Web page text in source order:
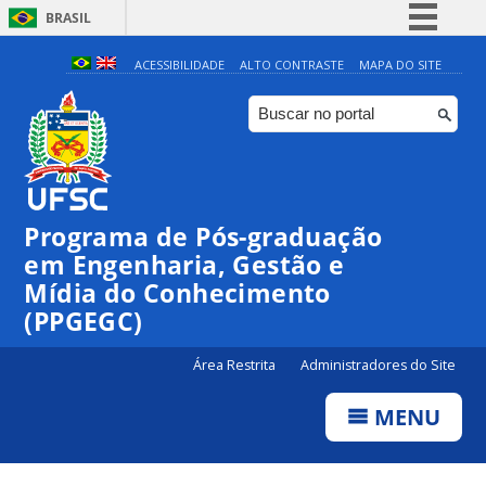
BRASIL
Simplifique!
Comunica BR
Participe
Canais
ACESSIBILIDADE ALTO CONTRASTE MAPA DO SITE
Programa de Pós-graduação
em Engenharia, Gestão e
Mídia do Conhecimento
(PPGEGC)
Área Restrita Administradores do Site
MENU